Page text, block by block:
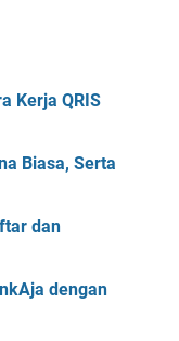
Kerja QRIS
Biasa, Serta
dan
dengan